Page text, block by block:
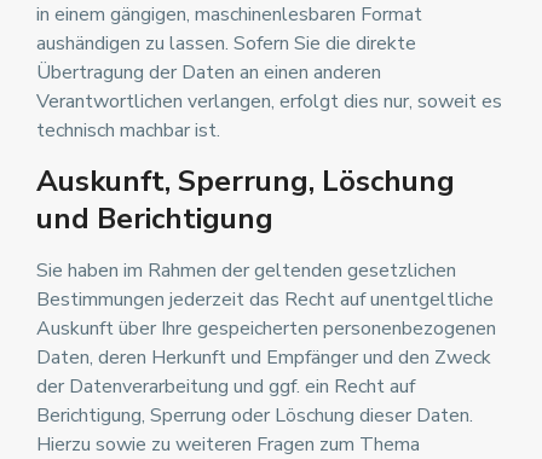
in einem gängigen, maschinenlesbaren Format
aushändigen zu lassen. Sofern Sie die direkte
Übertragung der Daten an einen anderen
Verantwortlichen verlangen, erfolgt dies nur, soweit es
technisch machbar ist.
Auskunft, Sperrung, Löschung
und Berichtigung
Sie haben im Rahmen der geltenden gesetzlichen
Bestimmungen jederzeit das Recht auf unentgeltliche
Auskunft über Ihre gespeicherten personenbezogenen
Daten, deren Herkunft und Empfänger und den Zweck
der Datenverarbeitung und ggf. ein Recht auf
Berichtigung, Sperrung oder Löschung dieser Daten.
Hierzu sowie zu weiteren Fragen zum Thema